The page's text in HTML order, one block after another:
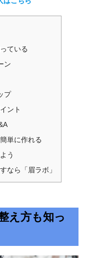
ている
ン
プ
ント
単に作れる
う
なら「眉ラボ」
え方も知っ